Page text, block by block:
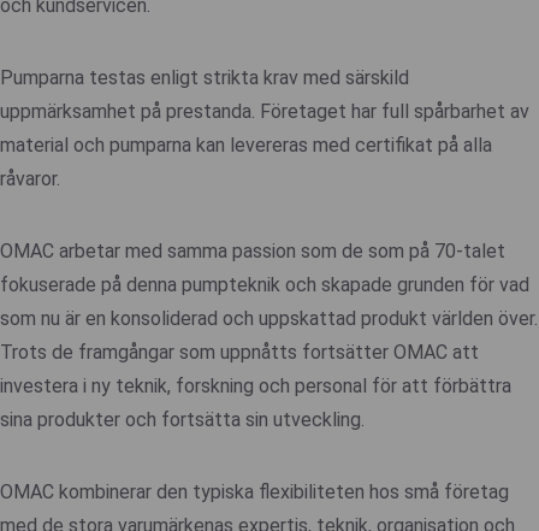
och kundservicen.
Pumparna testas enligt strikta krav med särskild
uppmärksamhet på prestanda. Företaget har full spårbarhet av
material och pumparna kan levereras med certifikat på alla
råvaror.
OMAC arbetar med samma passion som de som på 70-talet
fokuserade på denna pumpteknik och skapade grunden för vad
som nu är en konsoliderad och uppskattad produkt världen över.
Trots de framgångar som uppnåtts fortsätter OMAC att
investera i ny teknik, forskning och personal för att förbättra
sina produkter och fortsätta sin utveckling.
OMAC kombinerar den typiska flexibiliteten hos små företag
med de stora varumärkenas expertis, teknik, organisation och